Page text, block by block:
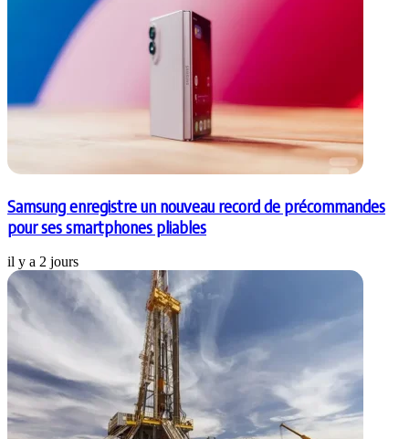
Samsung enregistre un nouveau record de précommandes
pour ses smartphones pliables
il y a 2 jours